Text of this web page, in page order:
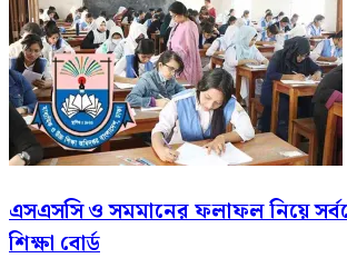
এসএসসি ও সমমানের ফলাফল নিয়ে
শিক্ষা বোর্ড